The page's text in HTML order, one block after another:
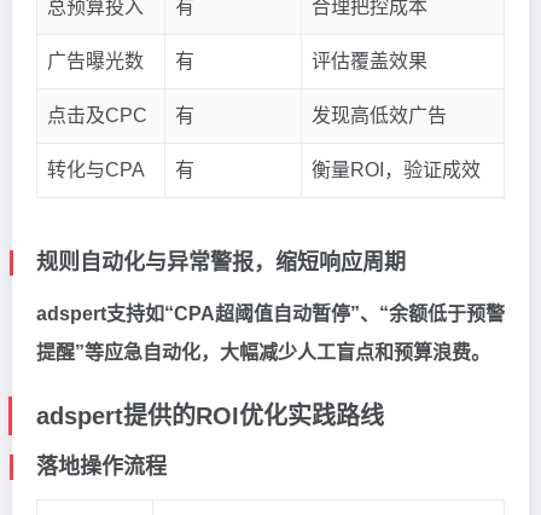
总预算投入 有 合理把控成本
广告曝光数 有 评估覆盖效果
点击及CPC 有 发现高低效广告
转化与CPA 有 衡量ROI，验证成效
规则自动化与异常警报，缩短响应周期
adspert支持如“CPA超阈值自动暂停”、“余额低于预警
提醒”等应急自动化，大幅减少人工盲点和预算浪费。
adspert提供的ROI优化实践路线
落地操作流程